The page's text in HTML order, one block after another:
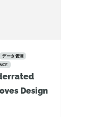
データ管理
Design